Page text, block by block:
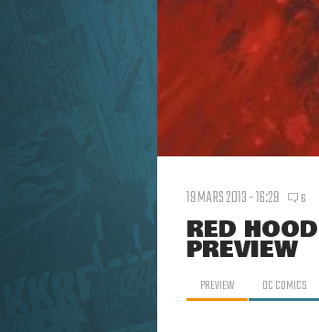
19 MARS 2013 - 16:29 6
RED
PREVIEW
PREVIEW DC COMICS